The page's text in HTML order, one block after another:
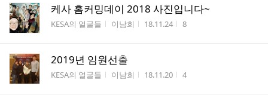
케사 홈커밍데이 2018 사진입니다~
게시판명
KESA의 얼굴들 작성자
이남희 작성시간
18.11.24 조회수
8
2019년 임원선출
게시판명
KESA의 얼굴들 작성자
이남희 작성시간
18.11.20 조회수
4